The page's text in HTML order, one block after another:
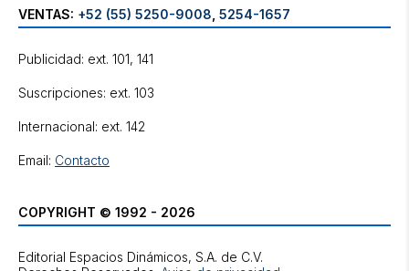
VENTAS: +52 (55) 5250-9008 5254-1657
Publicidad: ext. 101, 141
Suscripciones: ext. 103
Internacional: ext. 142
Email: Contacto
COPYRIGHT © 1992 - 2026
Editorial Espacios Dinámicos, S.A. de C.V.